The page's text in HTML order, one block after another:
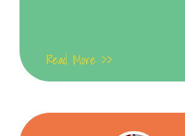
Read More >>